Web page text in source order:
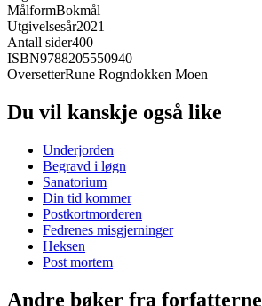
MålformBokmål
Utgivelsesår2021
Antall sider400
ISBN9788205550940
OversetterRune Rogndokken Moen
Du vil kanskje også like
Underjorden
Begravd i løgn
Sanatorium
Din tid kommer
Postkortmorderen
Fedrenes misgjerninger
Heksen
Post mortem
Andre bøker fra forfatterne